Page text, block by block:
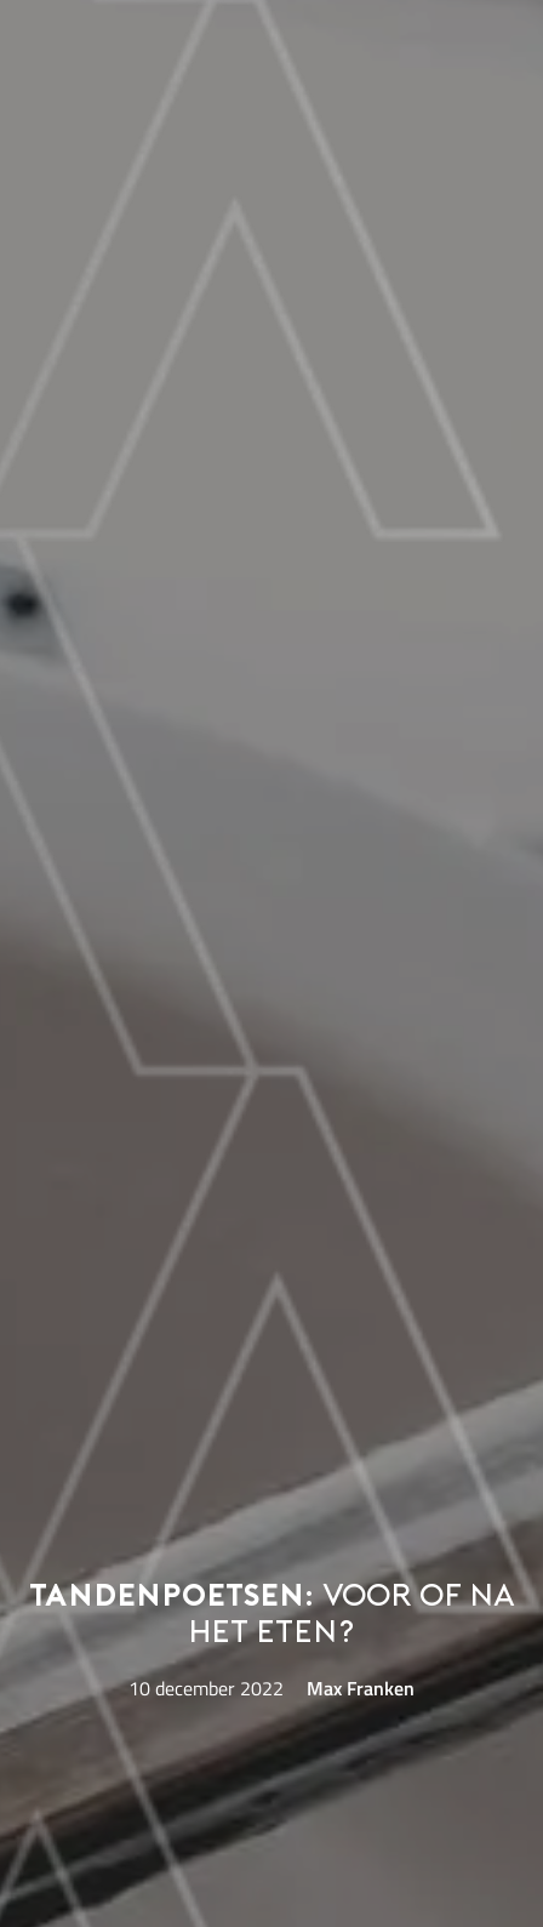
Tandenpoetsen:voor of na
het eten?
10 december 2022 Max Franken